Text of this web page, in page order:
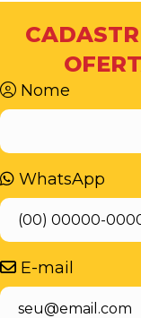
Nome
WhatsApp
E-mail